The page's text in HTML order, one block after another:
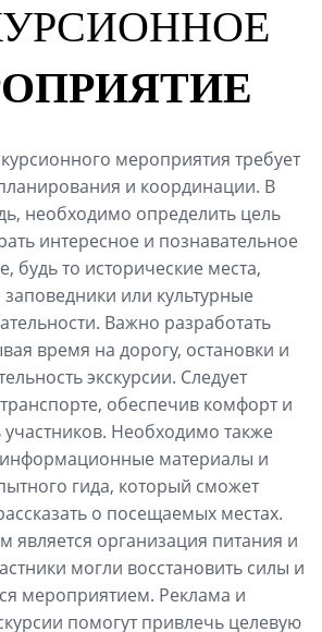
мероприятия требует
и координации. В
необходимо определить цель
интересное и познавательное
будь то исторические места,
или культурные
Важно разработать
время на дорогу, остановки и
экскурсии. Следует
обеспечив комфорт и
участников. Необходимо также
информационные материалы и
гида, который сможет
о посещаемых местах.
является организация питания и
могли восстановить силы и
мероприятием. Реклама и
помогут привлечь целевую